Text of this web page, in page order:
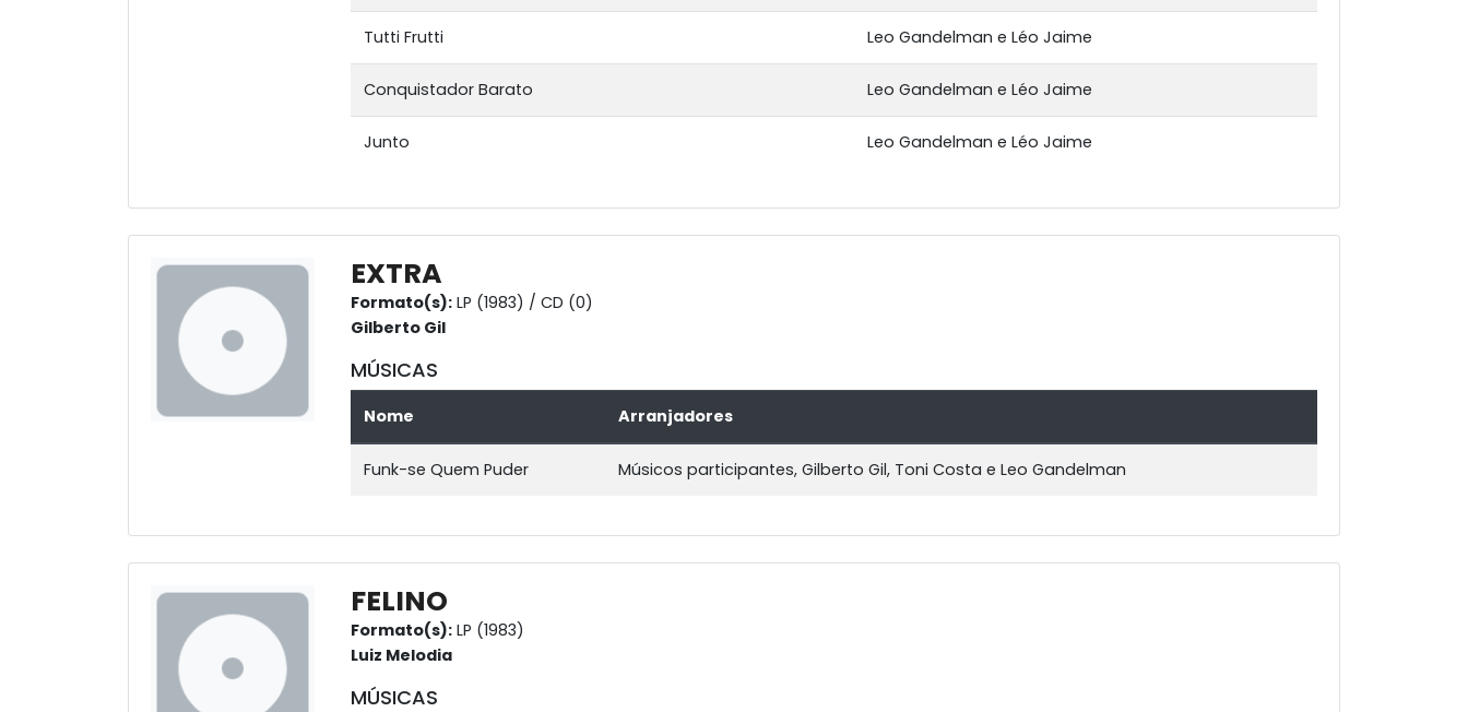
Tutti Frutti Leo Gandelman e Léo Jaime
Conquistador Barato Leo Gandelman e Léo Jaime
Junto Leo Gandelman e Léo Jaime
EXTRA
Formato(s): LP (1983) / CD (0)
Gilberto Gil
MÚSICAS
Nome Arranjadores
Funk-se Quem Puder Músicos participantes, Gilberto Gil, Toni Costa e Leo Gandelman
FELINO
Formato(s): LP (1983)
Luiz Melodia
MÚSICAS